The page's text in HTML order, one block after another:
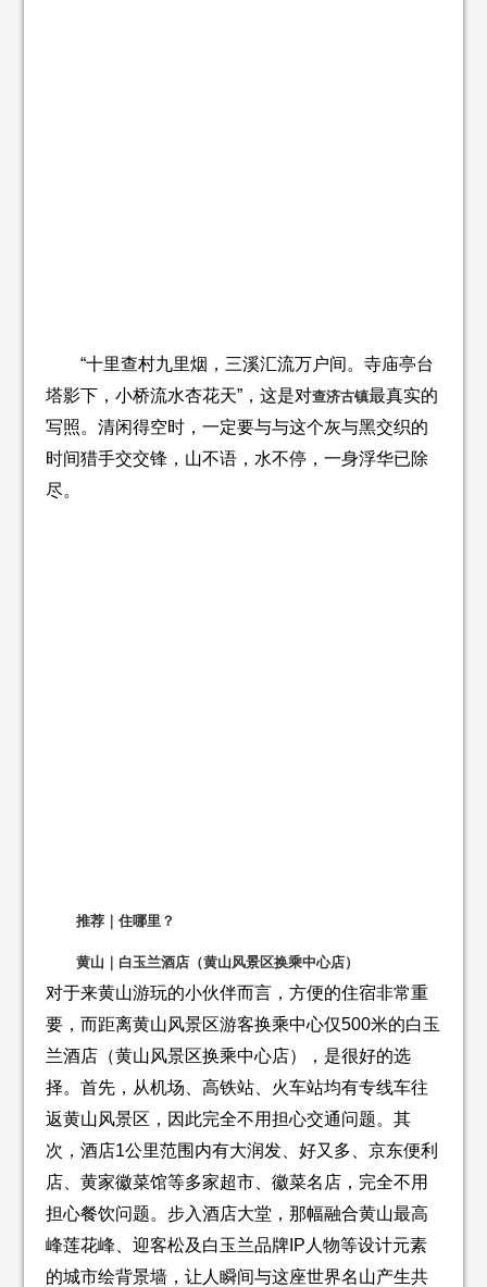
“十里查村九里烟，三溪汇流万户间。寺庙亭台
塔影下，小桥流水杏花天”，这是对查济古镇最真实的
写照。清闲得空时，一定要与与这个灰与黑交织的
时间猎手交交锋，山不语，水不停，一身浮华已除
尽。
推荐｜住哪里？
黄山｜白玉兰酒店（黄山风景区换乘中心店）
对于来黄山游玩的小伙伴而言，方便的住宿非常重
要，而距离黄山风景区游客换乘中心仅500米的白玉
兰酒店（黄山风景区换乘中心店），是很好的选
择。首先，从机场、高铁站、火车站均有专线车往
返黄山风景区，因此完全不用担心交通问题。其
次，酒店1公里范围内有大润发、好又多、京东便利
店、黄家徽菜馆等多家超市、徽菜名店，完全不用
担心餐饮问题。步入酒店大堂，那幅融合黄山最高
峰莲花峰、迎客松及白玉兰品牌IP人物等设计元素
的城市绘背景墙，让人瞬间与这座世界名山产生共